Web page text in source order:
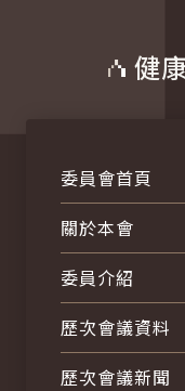
健
委員會首頁
關於本會
委員介紹
歷次會議資料
歷次會議新聞